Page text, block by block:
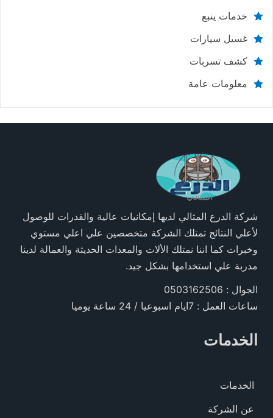
خدمات ينبع
غسيل سيارات
كشف تسربات
معلومات عامة
شركة الدرع المثالي لديها إمكانيات عالية والقدرات للوصول
لأعلي النتائج تمتلك الشركة متخصصين علي اعلي مستوي
وخبرات كما اننا نمتلك الألات والمعدات الحديثة والعمالة لدينا
مدربة علي استخدامها بشكل جيد.
الجوال : 0503162506
ساعات العمل : 7ايام اسبوعيا / 24 ساعة يوميا
الخدمات
الخدمات
عن الشركة